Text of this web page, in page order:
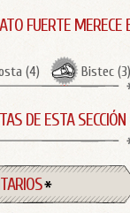
FUERTE MERECE
(4) Bistec (3)
DE ESTA SECCIÓN